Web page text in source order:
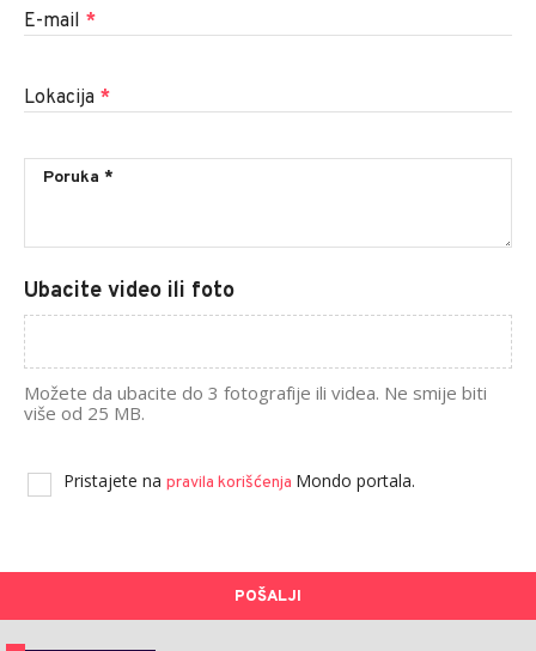
E-mail *
Lokacija *
Ubacite video ili foto
Možete da ubacite do 3 fotografije ili videa. Ne smije biti
više od 25 MB.
Pristajete na pravila korišćenja Mondo portala.
POŠALJI